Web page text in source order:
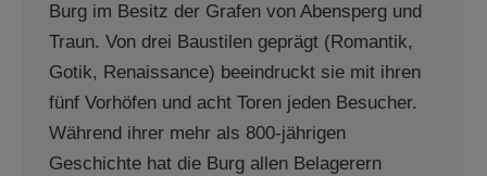
Burg im Besitz der Grafen von Abensperg und
Traun. Von drei Baustilen geprägt (Romantik,
Gotik, Renaissance) beeindruckt sie mit ihren
fünf Vorhöfen und acht Toren jeden Besucher.
Während ihrer mehr als 800-jährigen
Geschichte hat die Burg allen Belagerern